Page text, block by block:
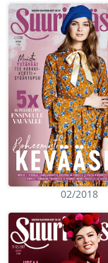
02/2018